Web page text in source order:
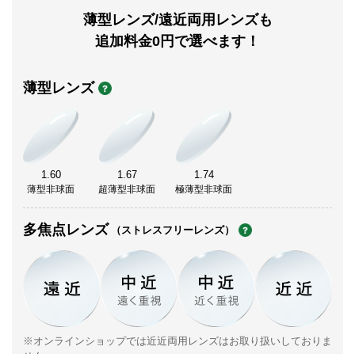
薄型レンズ/遠近両用レンズも
追加料金0円で選べます！
薄型レンズ
1.60
薄型非球面
1.67
超薄型非球面
1.74
極薄型非球面
多焦点レンズ （ストレスフリーレンズ）
※オンラインショップでは近近両用レンズはお取り扱いしておりま